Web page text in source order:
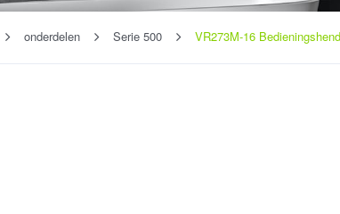
onderdelen Serie 500 VR273M-16